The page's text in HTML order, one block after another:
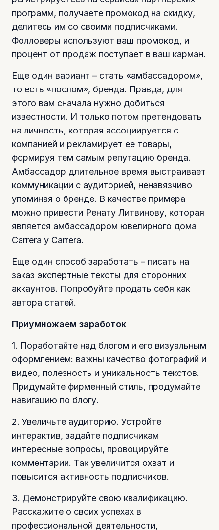
программ, получаете промокод на скидку,
делитесь им со своими подписчиками.
Фолловеры используют ваш промокод, и
процент от продаж поступает в ваш карман.
Еще один вариант – стать «амбассадором»,
то есть «послом», бренда. Правда, для
этого вам сначала нужно добиться
известности. И только потом претендовать
на личность, которая ассоциируется с
компанией и рекламирует ее товары,
формируя тем самым репутацию бренда.
Амбассадор длительное время выстраивает
коммуникации с аудиторией, ненавязчиво
упоминая о бренде. В качестве примера
можно привести Ренату Литвинову, которая
является амбассадором ювелирного дома
Carrera y Carrera.
Еще один способ заработать – писать на
заказ экспертные тексты для сторонних
аккаунтов. Попробуйте продать себя как
автора статей.
Приумножаем заработок
1. Поработайте над блогом и его визуальным
оформлением: важны качество фотографий и
видео, полезность и уникальность текстов.
Придумайте фирменный стиль, продумайте
навигацию по блогу.
2. Увеличьте аудиторию. Устройте
интерактив, задайте подписчикам
интересные вопросы, провоцируйте
комментарии. Так увеличится охват и
повысится активность подписчиков.
3. Демонстрируйте свою квалификацию.
Расскажите о своих успехах в
профессиональной деятельности,